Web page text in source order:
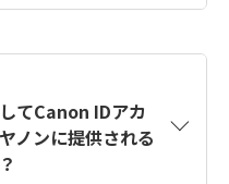
カメラ】Canon IDとは
成方法は？をご確認く
てCanon IDアカ
ノンに提供される